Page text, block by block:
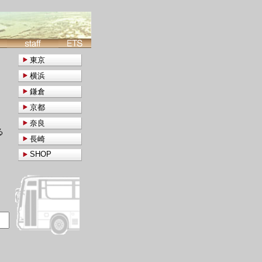
東京
横浜
鎌倉
京都
奈良
長崎
SHOP